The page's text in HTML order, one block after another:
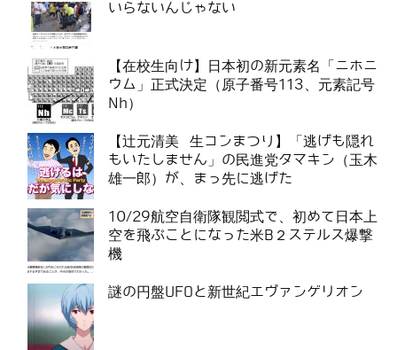
いらないんじゃない
【在校生向け】日本初の新元素名「ニホニ
ウム」正式決定（原子番号113、元素記号
Nh）
【辻元清美 生コンまつり】「逃げも隠れ
もいたしません」の民進党タマキン（玉木
雄一郎）が、まっ先に逃げた
10/29航空自衛隊観閲式で、初めて日本上
空を飛ぶことになった米B２ステルス爆撃
機
謎の円盤UFOと新世紀エヴァンゲリオン